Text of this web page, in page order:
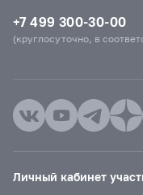
+7 499 300-30-00
(круглосуточно, в
Личный кабинет